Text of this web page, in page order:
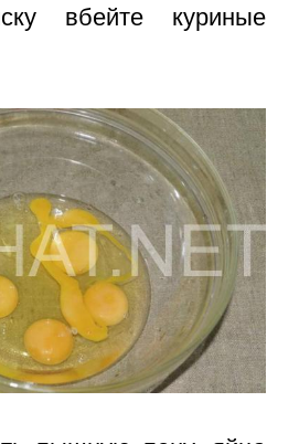
вбейте куриные